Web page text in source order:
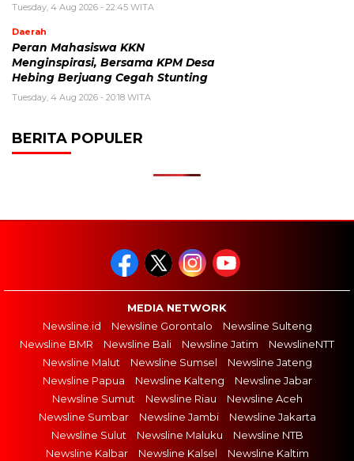
Tuesday, 4 Aug 2026 - 22:45 WITA
Daerah
Peran Mahasiswa KKN
Menginspirasi, Bersama KPM Desa
Hebing Berjuang Cegah Stunting
Tuesday, 4 Aug 2026 - 20:18 WITA
BERITA POPULER
MEDIA NETWORK
Newsline.id
Newsline Gorontalo
Newsline Sulteng
Newsline BMR
Newsline Bali Newsline Jatim
NewslineNTT
Newsline Malut
Newsline Sumsel
Newsline Jateng
Newsline Papua
Newsline Kalteng
Newsline Jabar
Newsline Sumut
Newsline Riau
Newsline Aceh
Newsline Sumbar
Newsline Jambi
Newsline Jakarta
Newsline Sulut
Newsline Maluku
Newsline NTB
Newsline Kalbar
Newsline Kalsel
Newsline Kaltim